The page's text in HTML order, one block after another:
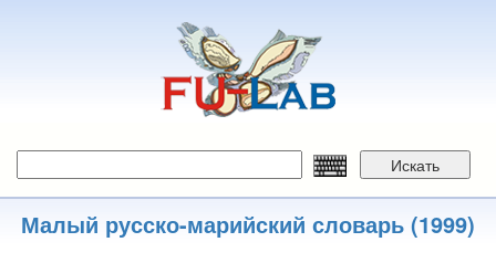
Искать
Малый русско-марийский словарь (1999)